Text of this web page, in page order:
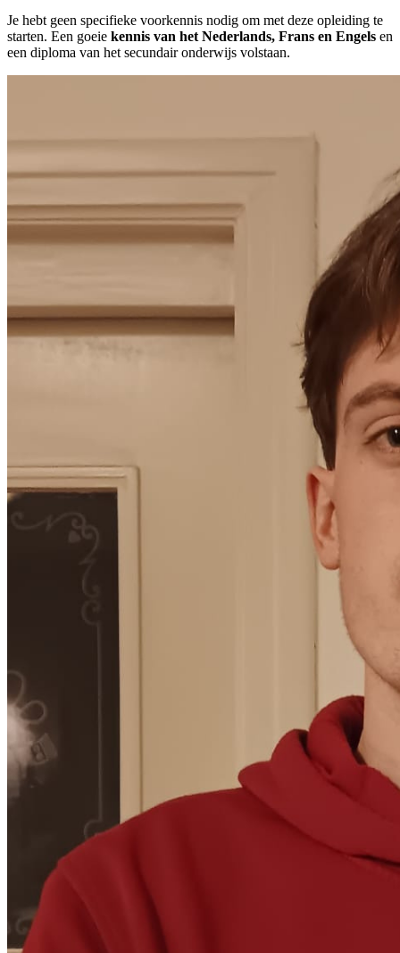
Je hebt geen specifieke voorkennis nodig om met deze opleiding te
starten. Een goeie kennis van het Nederlands, Frans en Engels en
een diploma van het secundair onderwijs volstaan.